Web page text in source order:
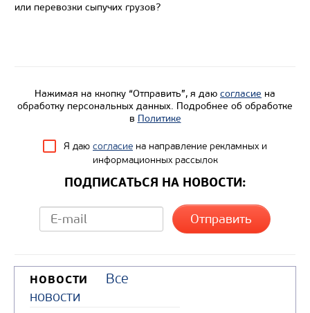
Производитель
Экологический класс
Грузоподъемность, кг
Вместимость кузова, м3
Направление разгрузки
Колесная формула
или перевозки сыпучих грузов?
Нажимая на кнопку “Отправить”, я даю согласие на
обработку персональных данных. Подробнее об обработке
в Политике
Я даю согласие на направление рекламных и
информационных рассылок
ПОДПИСАТЬСЯ НА НОВОСТИ:
НОВОСТИ
Все
новости